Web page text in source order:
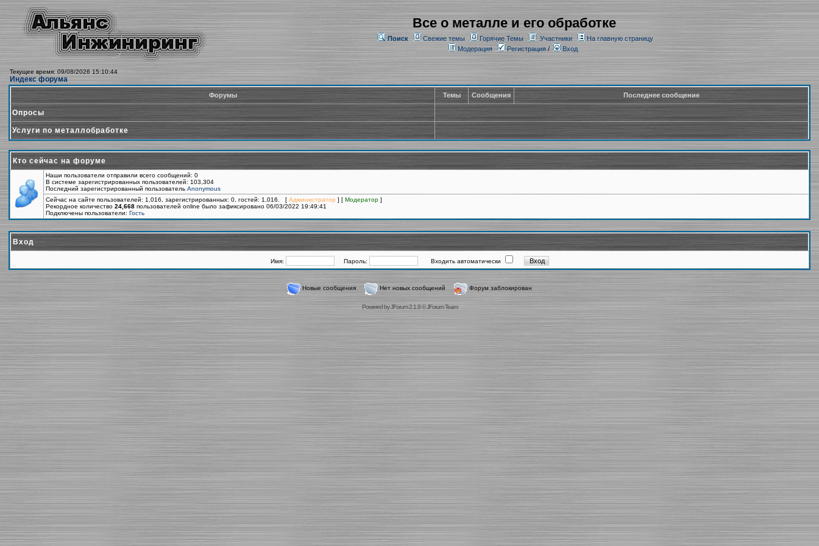
Все о металле и его обработке
Поиск Свежие темы Горячие Темы Участники
На главную страницу
Модерация
Регистрация/ Вход
Текущее время: 09/08/2026 15:10:44
Индекс форума
Форумы Темы Сообщения Последнее сообщение
Опросы
Услуги по металлобработке
Кто сейчас на форуме
Наши пользователи отправили всего сообщений: 0
В системе зарегистрированных пользователей: 103,304
Последний зарегистрированный пользователь Anonymous
Сейчас на сайте пользователей: 1,016, зарегистрированных: 0, гостей: 1,016. [ Администратор ] [ Модератор ]
Рекордное количество 24,668 пользователей online было зафиксировано 06/03/2022 19:49:41
Подключены пользователи: Гость
Вход
Имя: Пароль: Входить автоматически
Новые сообщения Нет новых сообщений Форум заблокирован
Powered byJForum 2.1.9©JForum Team